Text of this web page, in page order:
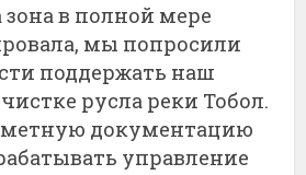
зона в полной мере
мы попросили
поддержать наш
русла реки Тобол.
документацию
управление